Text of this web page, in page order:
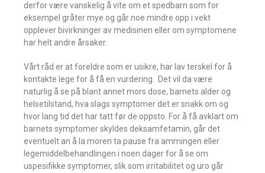
derfor være vanskelig å vite om et spedbarn som for
eksempel gråter mye og går noe mindre opp i vekt
opplever bivirkninger av medisinen eller om symptomene
har helt andre årsaker.
Vårt råd er at foreldre som er usikre, har lav terskel for å
kontakte lege for å få en vurdering. Det vil da være
naturlig å se på blant annet mors dose, barnets alder og
helsetilstand, hva slags symptomer det er snakk om og
hvor lang tid det har tatt før de oppsto. For å få avklart om
barnets symptomer skyldes deksamfetamin, går det
eventuelt an å la moren ta pause fra ammingen eller
legemiddelbehandlingen i noen dager for å se om
uspesifikke symptomer, slik som irritabilitet og uro går